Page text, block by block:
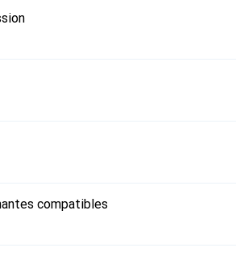
compatibles